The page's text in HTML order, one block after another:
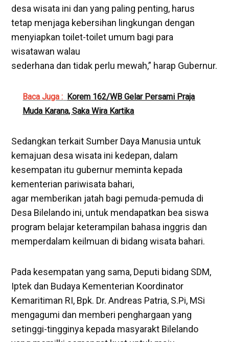
desa wisata ini dan yang paling penting, harus
tetap menjaga kebersihan lingkungan dengan
menyiapkan toilet-toilet umum bagi para
wisatawan walau
sederhana dan tidak perlu mewah,” harap Gubernur.
Baca Juga : Korem 162/WB Gelar Persami Praja
Muda Karana, Saka Wira Kartika
Sedangkan terkait Sumber Daya Manusia untuk
kemajuan desa wisata ini kedepan, dalam
kesempatan itu gubernur meminta kepada
kementerian pariwisata bahari,
agar memberikan jatah bagi pemuda-pemuda di
Desa Bilelando ini, untuk mendapatkan bea siswa
program belajar keterampilan bahasa inggris dan
memperdalam keilmuan di bidang wisata bahari.
Pada kesempatan yang sama, Deputi bidang SDM,
Iptek dan Budaya Kementerian Koordinator
Kemaritiman RI, Bpk. Dr. Andreas Patria, S.Pi, MSi
mengagumi dan memberi penghargaan yang
setinggi-tingginya kepada masyarakt Bilelando